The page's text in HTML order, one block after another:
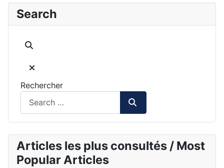
Search
Rechercher
Articles les plus consultés / Most
Popular Articles